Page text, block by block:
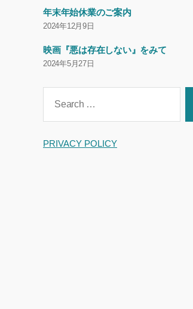
年末年始休業のご案内
2024年12月9日
映画『悪は存在しない』をみて
2024年5月27日
PRIVACY POLICY